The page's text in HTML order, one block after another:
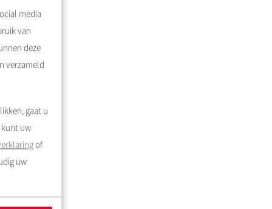
media
van
deze
verzameld
gaat u
kunt uw
of
uw